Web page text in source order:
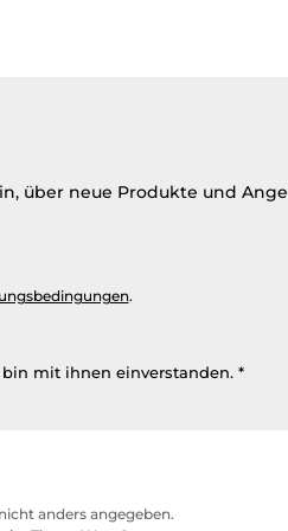
über neue Produkte und
.
mit ihnen einverstanden. *
anders angegeben.